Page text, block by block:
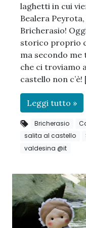
laghetti in cui
Bealera
Bricherasio!
storico proprio
ma secondo
che ci troviamo
castello non
Leggi tutto »
Bricherasio
salita al castello
valdesina @it